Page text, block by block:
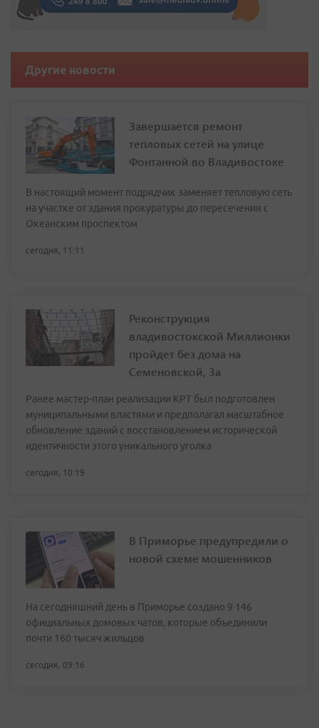
Другие новости
Завершается ремонт
тепловых сетей на улице
Фонтанной во Владивостоке
В настоящий момент подрядчик заменяет тепловую сеть
на участке от здания прокуратуры до пересечения с
Океанским проспектом
сегодня, 11:11
Реконструкция
владивостокской Миллионки
пройдет без дома на
Семеновской, 3а
Ранее мастер-план реализации КРТ был подготовлен
муниципальными властями и предполагал масштабное
обновление зданий с восстановлением исторической
идентичности этого уникального уголка
сегодня, 10:19
В Приморье предупредили о
новой схеме мошенников
На сегодняшний день в Приморье создано 9 146
официальных домовых чатов, которые объединили
почти 160 тысяч жильцов
сегодня, 09:16